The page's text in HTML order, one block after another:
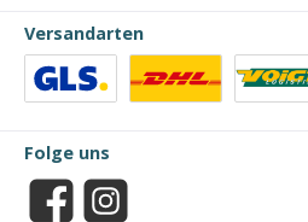
Versandarten
Folge uns
Facebook Instagram